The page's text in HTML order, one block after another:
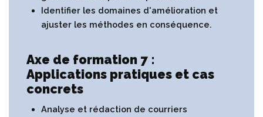
Identifier les domaines d'amélioration et
ajuster les méthodes en conséquence.
Axe de formation 7 :
Applications pratiques et cas
concrets
Analyse et rédaction de courriers